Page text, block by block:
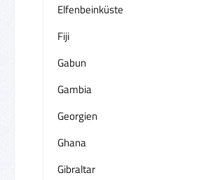
Elfenbeinküste
Fiji
Gabun
Gambia
Georgien
Ghana
Gibraltar